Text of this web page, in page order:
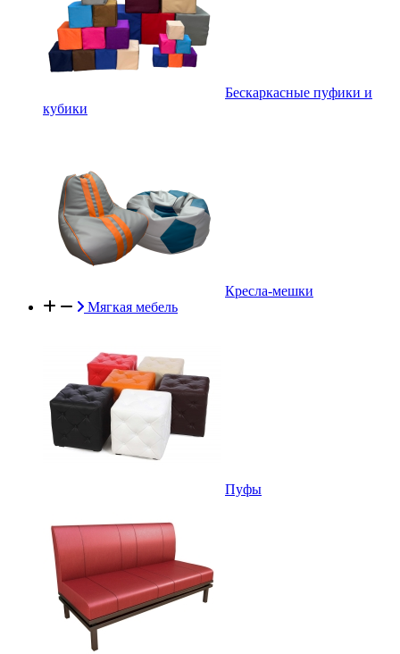
Бескаркасные пуфики и
кубики
Кресла-мешки
Мягкая мебель
Пуфы